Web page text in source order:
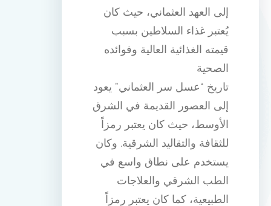
إلى العهد العثماني، حيث كان
يُعتبر غذاء السلاطين بسبب
قيمته الغذائية العالية وفوائده
الصحية
تاريخ “عسل سر العثماني” يعود
إلى العصور القديمة في الشرق
الأوسط، حيث كان يعتبر رمزاً
للثقافة والتقاليد الشرقية. وكان
يستخدم على نطاق واسع في
الطب الشرقي والعلاجات
الطبيعية، كما كان يعتبر رمزاً